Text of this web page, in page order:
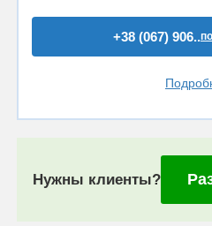
+38 (067) 906..
Нужны клиенты?